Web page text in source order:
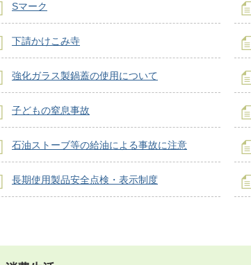
Sマーク
下請かけこみ寺
強化ガラス製鍋蓋の使用について
子どもの窒息事故
石油ストーブ等の給油による事故に注意
長期使用製品安全点検・表示制度